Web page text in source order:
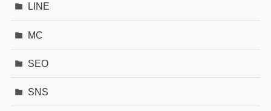
LINE
MC
SEO
SNS